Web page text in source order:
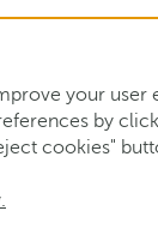
your
by
cookies"